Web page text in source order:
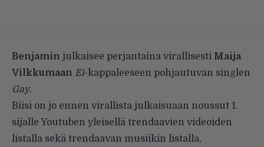
Benjamin julkaisee perjantaina virallisesti Maija
Vilkkumaan Ei-kappaleeseen pohjautuvan singlen
Gay.
Biisi on jo ennen virallista julkaisuaan noussut 1.
sijalle Youtuben yleisellä trendaavien videoiden
listalla sekä trendaavan musiikin listalla,